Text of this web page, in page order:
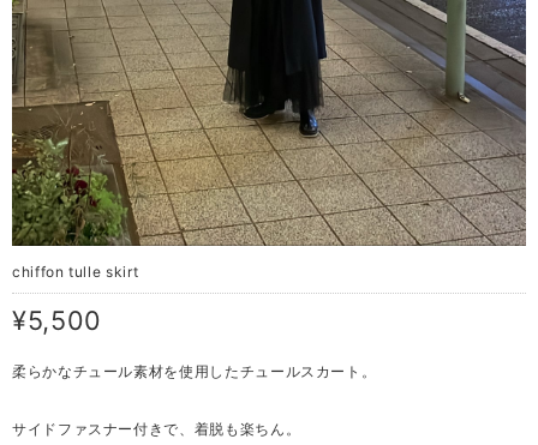
chiffon tulle skirt
¥5,500
柔らかなチュール素材を使用したチュールスカート。
サイドファスナー付きで、着脱も楽ちん。